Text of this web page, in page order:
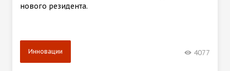
нового резидента.
Инновации 4077